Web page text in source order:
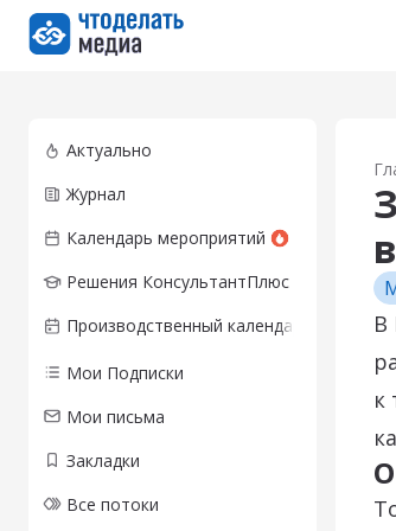
Перейти на главную страницу
Актуально
Журнал
Календарь мероприятий
Решения КонсультантПлюс
Производственный календарь
Мои Подписки
Мои письма
Закладки
Все потоки
В
к